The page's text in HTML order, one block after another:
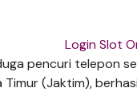
Login Slot
pencuri telepon
(Jaktim),